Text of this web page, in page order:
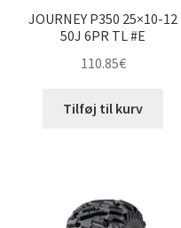
JOURNEY P350 25×10-12
50J 6PR TL #E
110.85€
Tilføj til kurv